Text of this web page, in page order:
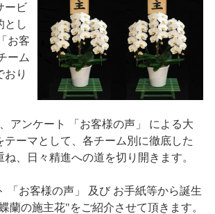
ービ
とし
お客
ーム
おり
アンケート 「お客様の声」 による大
テーマとして、各チーム別に徹底した
ね、日々精進への道を切り開きます。
「お客様の声」 及び お手紙等から誕生
蘭の施主花"をご紹介させて頂きます。